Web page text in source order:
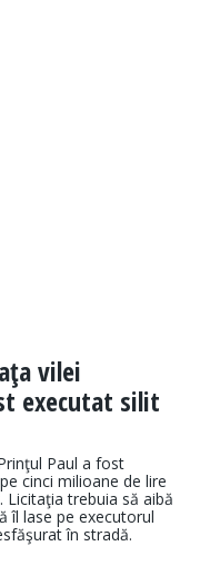
vilei
executat silit
Paul a fost
cinci milioane de lire
Licitaţia trebuia să aibă
îl lase pe executorul
în stradă.